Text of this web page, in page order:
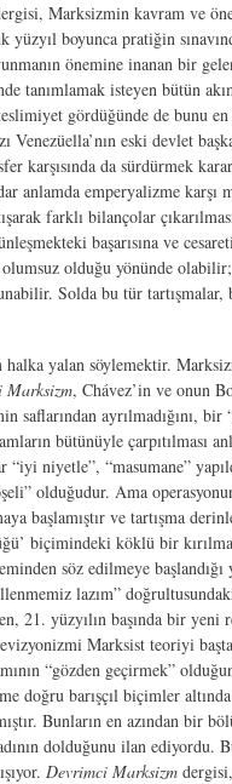
Marksizmin kavram ve
yüzyıl boyunca pratiğin
önemine inanan bir
tanımlamak isteyen bütün
gördüğünde de bunu
Venezüella’nın eski devlet
karşısında da sürdürmek
anlamda emperyalizme
farklı bilançolar
başarısına ve
olduğu yönünde
Solda bu tür tartışmalar,
halka yalan söylemektir.
Marksizm, Chávez’in ve onun
saflarından ayrılmadığını,
bütünüyle çarpıtılması
“iyi niyetle”, “masumane”
olduğudur. Ama
başlamıştır ve tartışma
biçimindeki köklü bir
söz edilmeye
lazım”
21. yüzyılın başında bir yeni
Marksist teoriyi
“gözden geçirmek”
doğru barışçıl biçimler
Bunların en azından bir
dolduğunu ilan
Devrimci Marksizm